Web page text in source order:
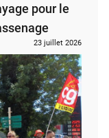
pour le
23 juillet 2026